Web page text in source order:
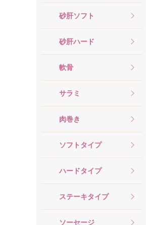
砂肝ソフト
砂肝ハード
軟骨
サラミ
肉巻き
ソフトタイプ
ハードタイプ
ステーキタイプ
ソーセージ